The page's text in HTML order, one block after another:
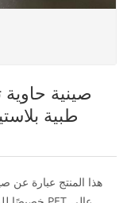
صينية
هذا المنتج عبارة عن